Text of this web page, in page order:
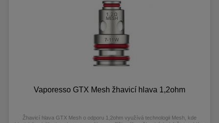
Vaporesso GTX Mesh žhavicí hlava 1,2ohm
Žhavicí hlava GTX Mesh o odporu 1,2ohm využívá technologii Mesh, kde